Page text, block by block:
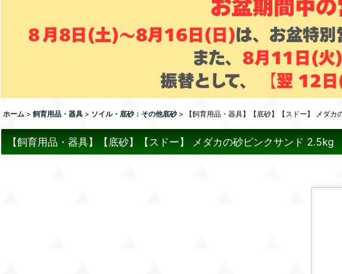
ホーム > 飼育用品・器具 > ソイル・底砂：その他底砂 > 【飼育用品・器具】【底砂】【スドー】 メ
【飼育用品・器具】【底砂】【スドー】 メダカの砂ピンクサンド